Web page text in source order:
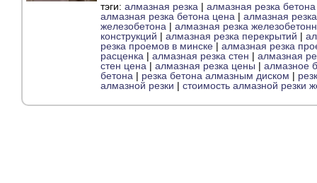
тэги: алмазная резка | алмазная резка бетона
алмазная резка бетона цена | алмазная
железобетона | алмазная резка
конструкций | алмазная резка перекрытий |
резка проемов в минске | алмазная резка
расценка | алмазная резка стен | алмазная
стен цена | алмазная резка цены | алмазное
бетона | резка бетона алмазным диском |
алмазной резки | стоимость алмазной резки